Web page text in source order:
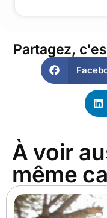
Partagez,
À voir
même